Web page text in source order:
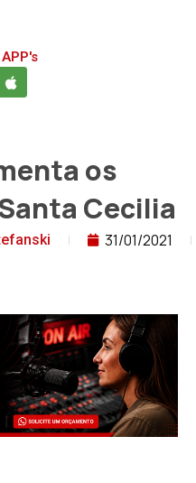
os
Cecilia
31/01/2021